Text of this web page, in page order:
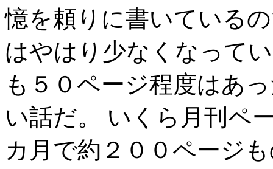
憶を頼りに書いている
はやはり少なくなって
も５０ページ程度はあ
い話だ。 いくら月刊ペ
カ月で約２００ページ